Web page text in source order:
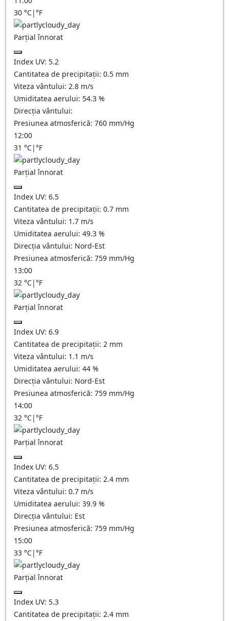
30 °C|°F
Parțial înnorat
Index UV: 5.2
Cantitatea de precipitații: 0.5 mm
Viteza vântului: 2.8 m/s
Umiditatea aerului: 54.3 %
Direcția vântului:
Presiunea atmosferică: 760 mm/Hg
12:00
31 °C|°F
Parțial înnorat
Index UV: 6.5
Cantitatea de precipitații: 0.7 mm
Viteza vântului: 1.7 m/s
Umiditatea aerului: 49.3 %
Direcția vântului: Nord-Est
Presiunea atmosferică: 759 mm/Hg
13:00
32 °C|°F
Parțial înnorat
Index UV: 6.9
Cantitatea de precipitații: 2 mm
Viteza vântului: 1.1 m/s
Umiditatea aerului: 44 %
Direcția vântului: Nord-Est
Presiunea atmosferică: 759 mm/Hg
14:00
32 °C|°F
Parțial înnorat
Index UV: 6.5
Cantitatea de precipitații: 2.4 mm
Viteza vântului: 0.7 m/s
Umiditatea aerului: 39.9 %
Direcția vântului: Est
Presiunea atmosferică: 759 mm/Hg
15:00
33 °C|°F
Parțial înnorat
Index UV: 5.3
Cantitatea de precipitații: 2.4 mm